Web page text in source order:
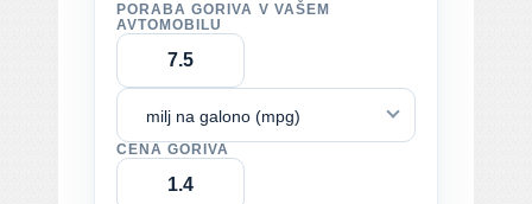
PORABA GORIVA V VAŠEM
AVTOMOBILU
milj na galono (mpg)
CENA GORIVA